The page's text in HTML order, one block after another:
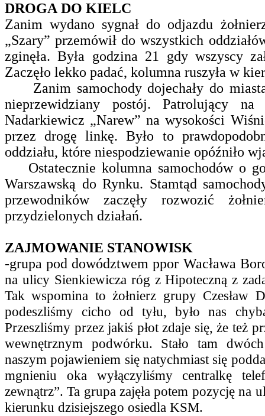
DROGA DO KIELC
Zanim wydano sygnał do odjazdu
„Szary” przemówił do wszystkich
zginęła.Była godzina 21 gdy wszyscy
Zaczęło lekko padać, kolumna ruszyła w
Zanim samochody dojechały do
nieprzewidziany postój. Patrolujący
Nadarkiewicz „Narew” na wysokości
przez drogę linkę. Było to
oddziału, które niespodziewanie opóźniło
Ostatecznie kolumna samochodów o
Warszawską do Rynku. Stamtąd
przewodników zaczęły rozwozić
przydzielonych działań.
ZAJMOWANIE STANOWISK
-grupa pod dowództwem ppor Wacława
na ulicy Sienkiewicza róg z Hipoteczną z
Tak wspomina to żołnierz grupy Czesław
podeszliśmy cicho od tyłu, było nas
Przeszliśmy przez jakiś płot zdaje się, że też
wewnętrznym podwórku. Stało tam
naszym pojawieniem się natychmiast się
mgnieniu oka wyłączyliśmy centralkę
zewnątrz”. Ta grupa zajęła potem pozycję
kierunku dzisiejszego osiedla KSM.